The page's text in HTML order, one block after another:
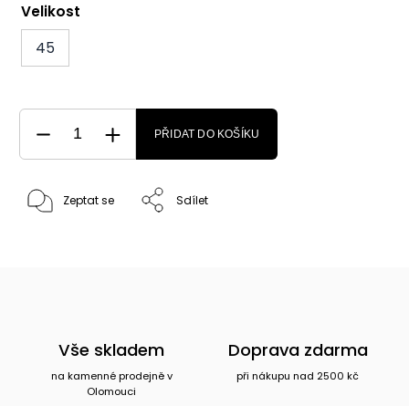
Velikost
45
PŘIDAT DO KOŠÍKU
Zeptat se Sdílet
Vše skladem
na kamenné prodejně v
Olomouci
Doprava zdarma
při nákupu nad 2500 kč